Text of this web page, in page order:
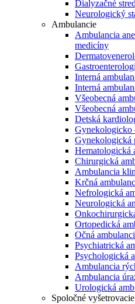
Dialyzačné
Neurologický
Ambulancie
Ambulancia
medicíny
Interná
Interná
Všeobecná
Všeobecná
Detská
Gynekologicko
Gynekologická
Hematologická
Chirurgická
Ambulancia
Krčná
Nefrologická
Neurologická
Ortopedická
Očná
Psychiatrická
Psychologická
Ambulancia
Ambulancia
Urologická
Spoločné